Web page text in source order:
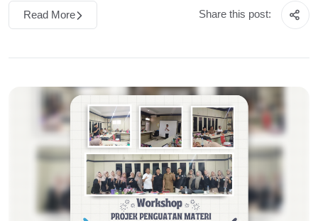
Read More Share this post: